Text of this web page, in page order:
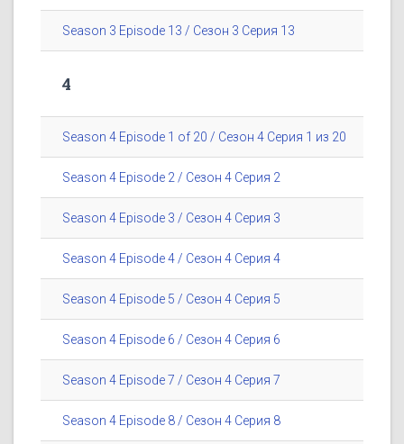
Season 3 Episode 13 / Сезон 3 Серия 13
4
Season 4 Episode 1 of 20 / Сезон 4 Серия 1 из 20
Season 4 Episode 2 / Сезон 4 Серия 2
Season 4 Episode 3 / Сезон 4 Серия 3
Season 4 Episode 4 / Сезон 4 Серия 4
Season 4 Episode 5 / Сезон 4 Серия 5
Season 4 Episode 6 / Сезон 4 Серия 6
Season 4 Episode 7 / Сезон 4 Серия 7
Season 4 Episode 8 / Сезон 4 Серия 8